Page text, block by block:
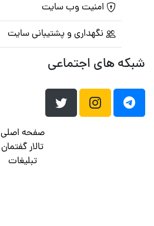
امنیت وب سایت
نگهداری و پشتیبانی سایت
شبکه های اجتماعی
صفحه اصلی
تالار گفتمان
تبلیغات